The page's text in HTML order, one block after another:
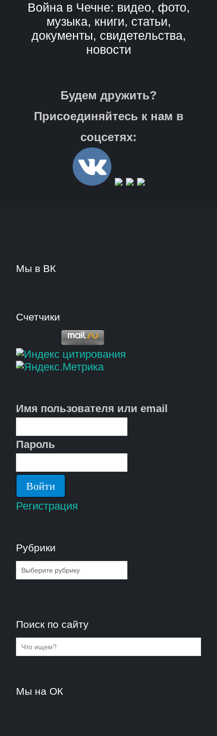
Война в Чечне: видео, фото,
музыка, книги, статьи,
документы, свидетельства,
новости
Будем дружить?
Присоединяйтесь к нам в
соцсетях:
Мы в ВК
Счетчики
Имя пользователя или email
Пароль
Регистрация
Рубрики
Рубрики
Поиск по сайту
Мы на ОК